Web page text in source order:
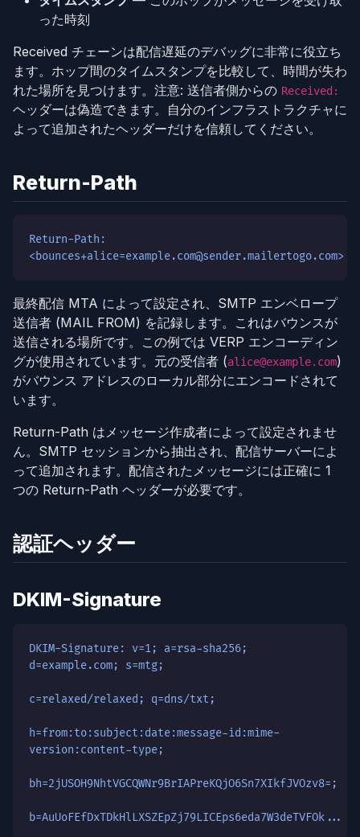
った時刻
Received チェーンは配信遅延のデバッグに非常に役立ち
ます。ホップ間のタイムスタンプを比較して、時間が失わ
れた場所を見つけます。注意: 送信者側からの Received:
ヘッダーは偽造できます。自分のインフラストラクチャに
よって追加されたヘッダーだけを信頼してください。
Return-Path
Return-Path:
<bounces+alice=example.com@sender.mailertogo.com>
最終配信 MTA によって設定され、SMTP エンベロープ
送信者 (MAIL FROM) を記録します。これはバウンスが
送信される場所です。この例では VERP エンコーディン
グが使用されています。元の受信者 (alice@example.com)
がバウンス アドレスのローカル部分にエンコードされて
います。
Return-Path はメッセージ作成者によって設定されませ
ん。SMTP セッションから抽出され、配信サーバーによ
って追加されます。配信されたメッセージには正確に 1
つの Return-Path ヘッダーが必要です。
認証ヘッダー
DKIM-Signature
DKIM-Signature: v=1; a=rsa-sha256;
d=example.com; s=mtg;
c=relaxed/relaxed; q=dns/txt;
h=from:to:subject:date:message-id:mime-
version:content-type;
bh=2jUSOH9NhtVGCQWNr9BrIAPreKQjO6Sn7XIkfJVOzv8=;
b=AuUoFEfDxTDkHlLXSZEpZj79LICEps6eda7W3deTVFOk...